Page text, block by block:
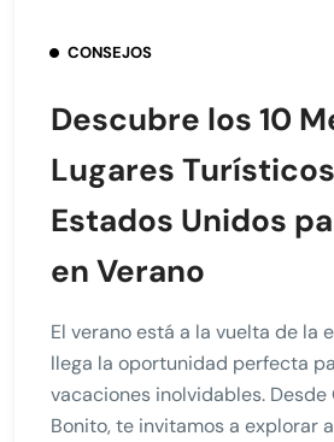
CONSEJOS
Descubre los 10
Lugares
Estados Unidos
en Verano
El verano está a la vuelta de la
llega la oportunidad perfecta
vacaciones inolvidables. Desde
Bonito, te invitamos a explorar